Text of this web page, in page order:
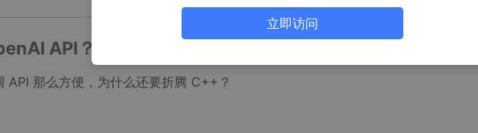
API？
API 那么方便，为什么还要折腾 C++？
立即访问